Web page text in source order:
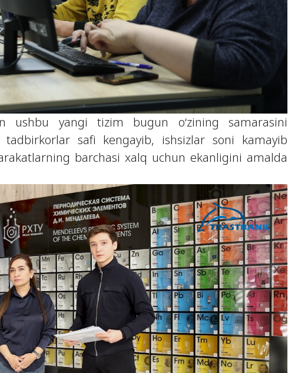
ushbu yangi tizim bugun o‘zining samarasini
tadbirkorlar safi kengayib, ishsizlar soni kamayib
barchasi xalq uchun ekanligini amalda